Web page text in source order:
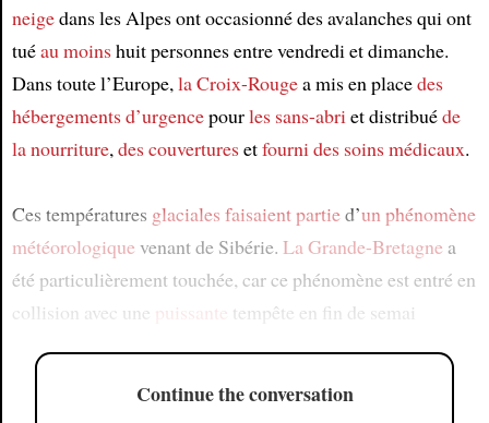
Article
neigedans les Alpes ont occasionné des avalanches qui ont
tuéau moinshuit personnes entre vendredi et dimanche.
Dans toute l’Europe,la Croix-Rougea mis en placedes
hébergements d’urgencepourles sans-abriet distribuéde
la nourriture,des couverturesetfournides soins médicaux.
Ces températures glaciales faisaient partied’un phénomène
météorologiquevenant de Sibérie. La Grande-Bretagnea
été particulièrement touchée, car ce phénomène est entré en
collision avec une puissante tempête en fin de semai
Continue the conversation